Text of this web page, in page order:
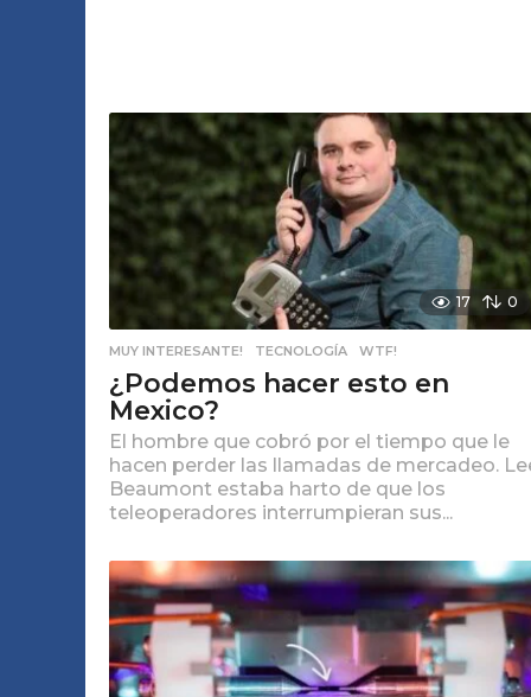
17 0
MUY INTERESANTE! ,TECNOLOGÍA ,WTF!
¿Podemos hacer esto en
Mexico?
El hombre que cobró por el tiempo que le
hacen perder las llamadas de mercadeo.
Beaumont estaba harto de que los
teleoperadores interrumpieran sus...